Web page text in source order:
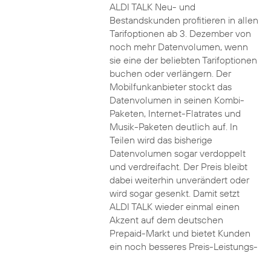
ALDI TALK Neu- und
Bestandskunden profitieren in allen
Tarifoptionen ab 3. Dezember von
noch mehr Datenvolumen, wenn
sie eine der beliebten Tarifoptionen
buchen oder verlängern. Der
Mobilfunkanbieter stockt das
Datenvolumen in seinen Kombi-
Paketen, Internet-Flatrates und
Musik-Paketen deutlich auf. In
Teilen wird das bisherige
Datenvolumen sogar verdoppelt
und verdreifacht. Der Preis bleibt
dabei weiterhin unverändert oder
wird sogar gesenkt. Damit setzt
ALDI TALK wieder einmal einen
Akzent auf dem deutschen
Prepaid-Markt und bietet Kunden
ein noch besseres Preis-Leistungs-